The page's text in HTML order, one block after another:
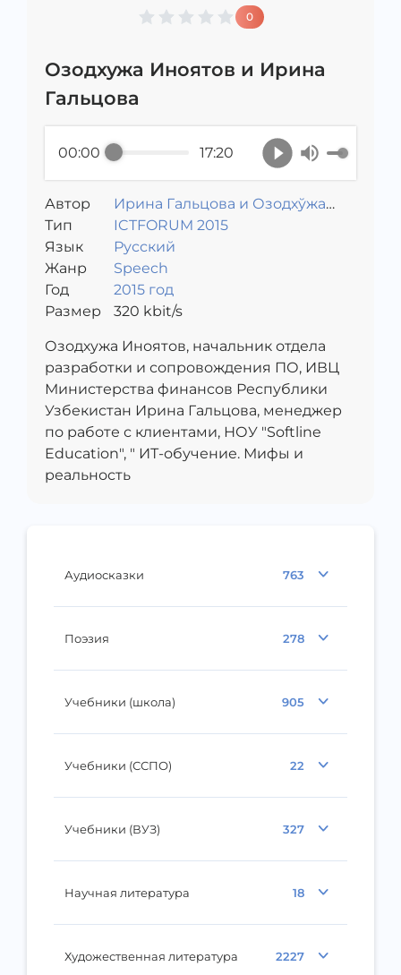
Аудиосказки 763
Поэзия 278
Учебники (школа) 905
Учебники (ССПО) 22
Учебники (ВУЗ) 327
Научная литература 18
Художественная литература 2227
0
Озодхужа Иноятов и Ирина
Гальцова
00:00 17:20
Автор
Ирина Гальцова и Озодхўжа
Иноятов
Тип
ICTFORUM 2015
Язык
Русский
Жанр
Speech
Год
2015 год
Размер
320 kbit/s
Озодхужа Иноятов, начальник отдела
разработки и сопровождения ПО, ИВЦ
Министерства финансов Республики
Узбекистан Ирина Гальцова, менеджер
по работе с клиентами, НОУ "Softline
Education", " ИТ-обучение. Мифы и
реальность